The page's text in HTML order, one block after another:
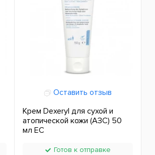
Оставить отзыв
Крем Dexeryl для сухой и
атопической кожи (АЗС) 50
мл ЕС
Готов к отправке